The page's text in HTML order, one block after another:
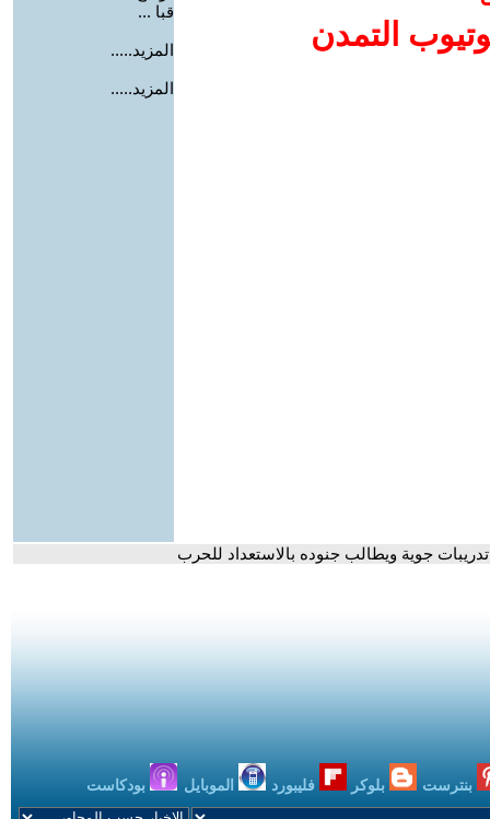
التمدن
قبا ...
المزيد.....
المزيد.....
جوية ويطالب جنوده بالاستعداد للحرب
بنترست بلوكر فليبورد الموبايل بودكاست